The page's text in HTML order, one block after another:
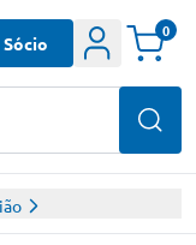
Sócio
0